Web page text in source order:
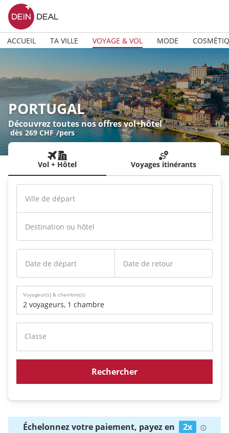
ACCUEIL TA VILLE VOYAGE & VOL MODE
PORTUGAL
Découvrez toutes nos offres vol+hôtel
dès 269 CHF /pers
Vol + Hôtel Voyages itinérants
Ville de départ
Destination ou hôtel
Date de départ Date de retour
Voyageur(s) & chambre(s)
2 voyageurs, 1 chambre
Classe
Rechercher
Échelonnez votre paiement, payez en 2x